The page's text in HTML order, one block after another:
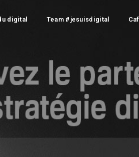
digital Team #jesuisdigital